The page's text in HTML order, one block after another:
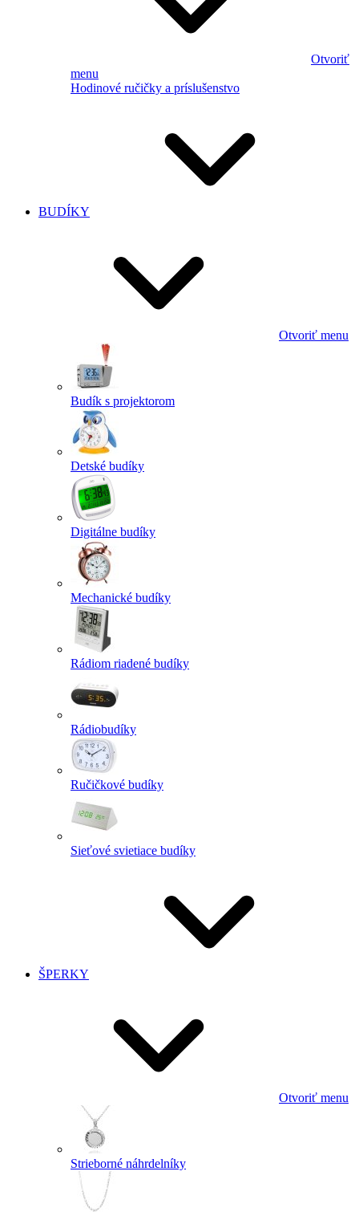
Otvoriť
menu
Hodinové ručičky a príslušenstvo
BUDÍKY
Otvoriť menu
Budík s projektorom
Detské budíky
Digitálne budíky
Mechanické budíky
Rádiom riadené budíky
Rádiobudíky
Ručičkové budíky
Sieťové svietiace budíky
ŠPERKY
Otvoriť menu
Strieborné náhrdelníky